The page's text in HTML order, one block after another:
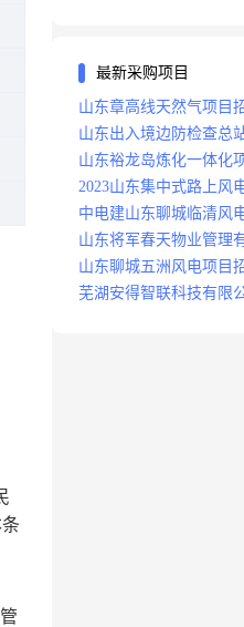
最新采购项目
山东章高线天然气项目
山东出入境边防检查总
项目招标中标
山东裕龙岛炼化一体化
2023山东集中式路上风
中电建山东聊城临清风
山东将军春天物业管理
服务项目招标公告
山东聊城五洲风电项目
芜湖安得智联科技有限